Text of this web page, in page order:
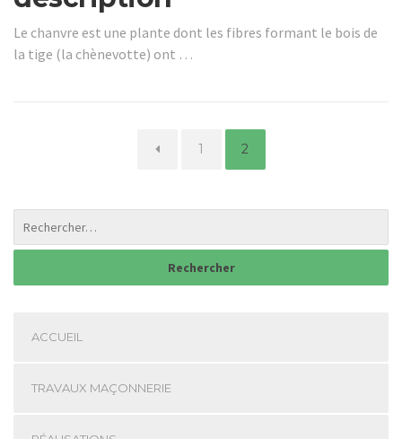
Le chanvre est une plante dont les fibres formant le bois de
la tige (la chènevotte) ont …
Page
1 Page
2
ACCUEIL
TRAVAUX MAÇONNERIE